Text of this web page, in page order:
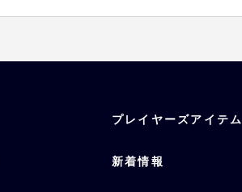
プレイヤーズアイテム
新着情報